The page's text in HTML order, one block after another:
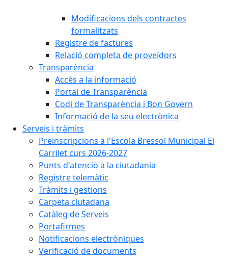
Modificacions dels contractes
formalitzats
Registre de factures
Relació completa de proveïdors
Transparència
Accés a la informació
Portal de Transparència
Codi de Transparència i Bon Govern
Informació de la seu electrònica
Serveis i tràmits
Preinscripcions a l'Escola Bressol Municipal El
Carrilet curs 2026-2027
Punts d'atenció a la ciutadania
Registre telemàtic
Tràmits i gestions
Carpeta ciutadana
Catàleg de Serveis
Portafirmes
Notificacions electròniques
Verificació de documents